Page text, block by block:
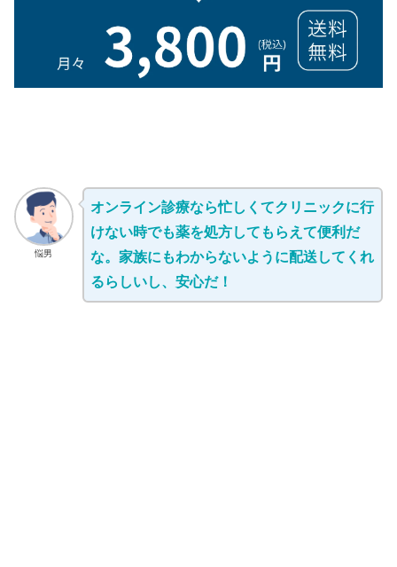
悩男
オンライン診療なら忙しくてクリニックに行
けない時でも薬を処方してもらえて便利だ
な。家族にもわからないように配送してくれ
るらしいし、安心だ！